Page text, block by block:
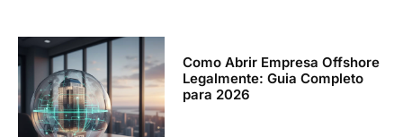
Como Abrir Empresa Offshore
Legalmente: Guia Completo
para 2026